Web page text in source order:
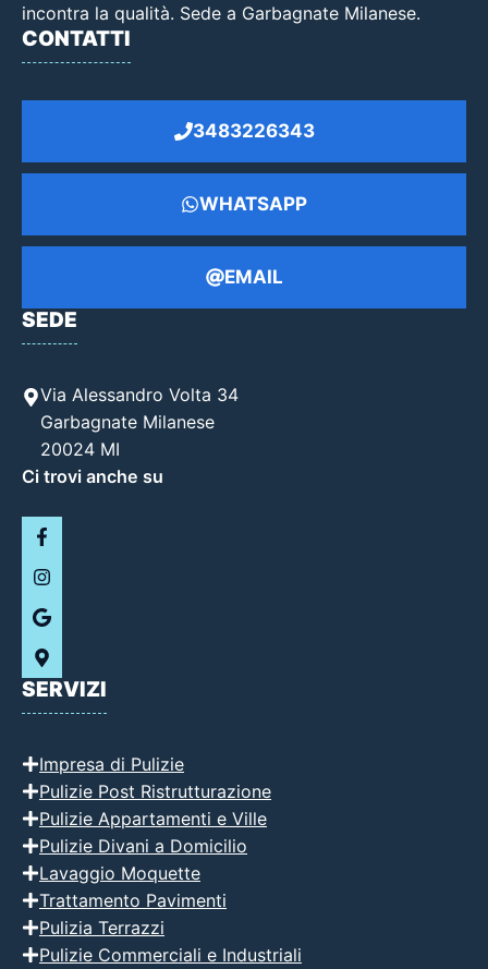
incontra la qualità. Sede a Garbagnate Milanese.
CONTATTI
3483226343
WHATSAPP
EMAIL
SEDE
Via Alessandro Volta 34
Garbagnate Milanese
20024 MI
Ci trovi anche su
SERVIZI
Impresa di Pulizie
Pulizie Post Ristrutturazione
Pulizie Appartamenti e Ville
Pulizie Divani a Domicilio
Lavaggio Moquette
Trattamento Pavimenti
Pulizia Terrazzi
Pulizie Commerciali e Industriali